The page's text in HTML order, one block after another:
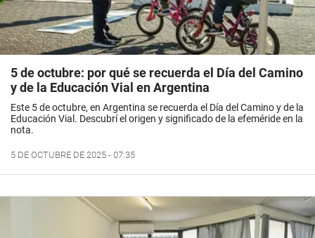
5 de octubre: por qué se recuerda el Día del Camino
y de la Educación Vial en Argentina
Este 5 de octubre, en Argentina se recuerda el Día del Camino y de la
Educación Vial. Descubrí el origen y significado de la efeméride en la
nota.
5 DE OCTUBRE DE 2025 - 07:35